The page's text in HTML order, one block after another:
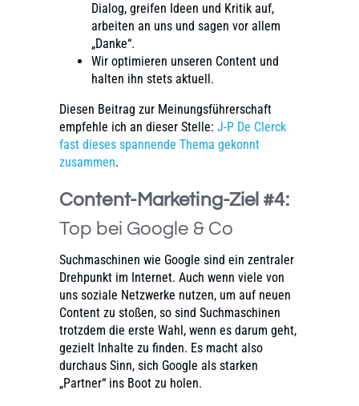
Dialog, greifen Ideen und Kritik auf,
arbeiten an uns und sagen vor allem
„Danke“.
Wir optimieren unseren Content und
halten ihn stets aktuell.
Diesen Beitrag zur Meinungsführerschaft
empfehle ich an dieser Stelle: J-P De Clerck
fast dieses spannende Thema gekonnt
zusammen.
Content-Marketing-Ziel #4:
Top bei Google & Co
Suchmaschinen wie Google sind ein zentraler
Drehpunkt im Internet. Auch wenn viele von
uns soziale Netzwerke nutzen, um auf neuen
Content zu stoßen, so sind Suchmaschinen
trotzdem die erste Wahl, wenn es darum geht,
gezielt Inhalte zu finden. Es macht also
durchaus Sinn, sich Google als starken
„Partner“ ins Boot zu holen.